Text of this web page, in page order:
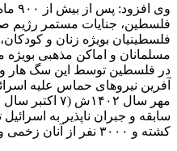
وی
فلسطین، جنایات مستمر رژیم
فلسطینیان بویژه زنان و
مسلمانان و اماکن مذهبی
در فلسطین توسط این سگ هار و
کشته و ۳۰۰۰ نفر از آنان زخمی و ۳۳ نفر اسیر شدند.